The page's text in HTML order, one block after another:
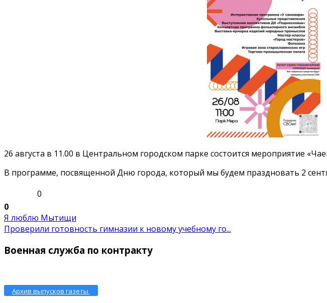
26 августа в 11.00 в Центральном городском парке состоится мероприятие
В программе, посвященной Дню города, который мы будем праздновать 2
0
0
Я люблю Мытищи
Проверили готовность гимназии к новому учебному го...
Военная служба по контракту
Архив выпусков газеты